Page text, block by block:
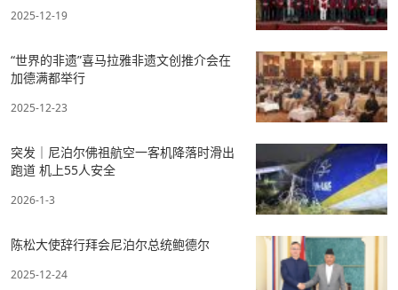
2025-12-19
“世界的非遗”喜马拉雅非遗文创推介会在
加德满都举行
2025-12-23
突发｜尼泊尔佛祖航空一客机降落时滑出
跑道 机上55人安全
2026-1-3
陈松大使辞行拜会尼泊尔总统鲍德尔
2025-12-24